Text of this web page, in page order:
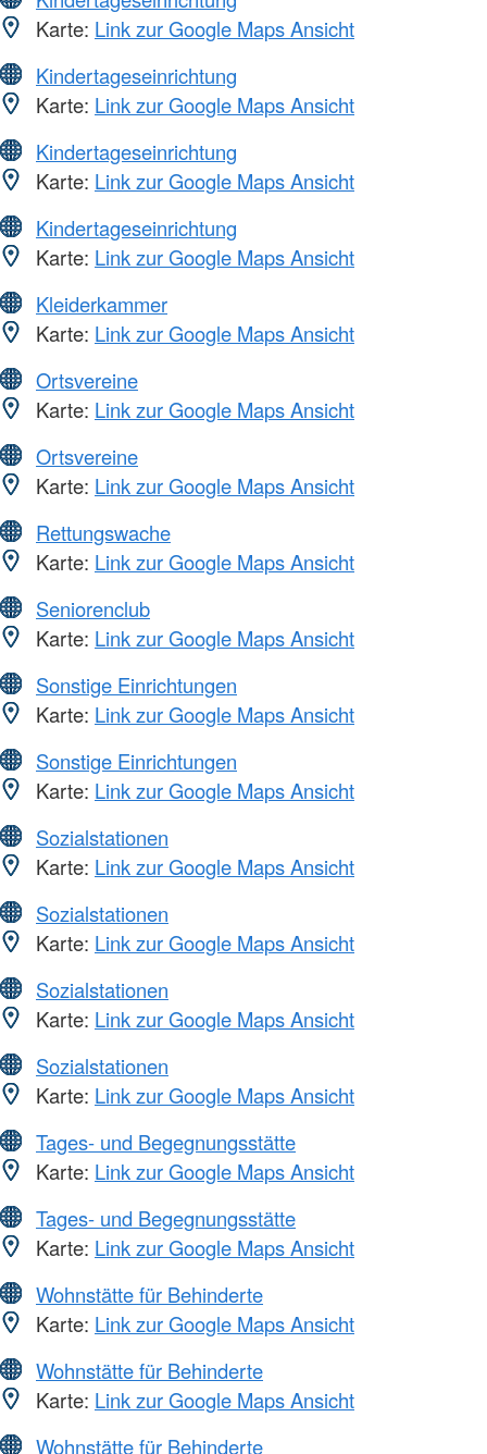
Karte: Link zur Google Maps Ansicht
Kindertageseinrichtung
Karte: Link zur Google Maps Ansicht
Kindertageseinrichtung
Karte: Link zur Google Maps Ansicht
Kindertageseinrichtung
Karte: Link zur Google Maps Ansicht
Kleiderkammer
Karte: Link zur Google Maps Ansicht
Ortsvereine
Karte: Link zur Google Maps Ansicht
Ortsvereine
Karte: Link zur Google Maps Ansicht
Rettungswache
Karte: Link zur Google Maps Ansicht
Seniorenclub
Karte: Link zur Google Maps Ansicht
Sonstige Einrichtungen
Karte: Link zur Google Maps Ansicht
Sonstige Einrichtungen
Karte: Link zur Google Maps Ansicht
Sozialstationen
Karte: Link zur Google Maps Ansicht
Sozialstationen
Karte: Link zur Google Maps Ansicht
Sozialstationen
Karte: Link zur Google Maps Ansicht
Sozialstationen
Karte: Link zur Google Maps Ansicht
Tages- und Begegnungsstätte
Karte: Link zur Google Maps Ansicht
Tages- und Begegnungsstätte
Karte: Link zur Google Maps Ansicht
Wohnstätte für Behinderte
Karte: Link zur Google Maps Ansicht
Wohnstätte für Behinderte
Karte: Link zur Google Maps Ansicht
Wohnstätte für Behinderte